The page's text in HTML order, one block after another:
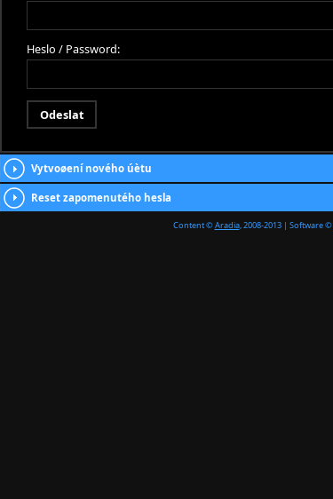
Heslo / Password:
Vytvoøení nového úètu
Reset zapomenutého hesla
Content ©Aradia, 2008-2013 | Software ©